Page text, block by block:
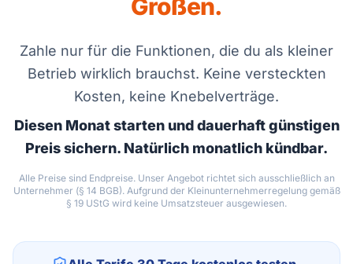
Großen.
Zahle nur für die Funktionen, die du als kleiner
Betrieb wirklich brauchst. Keine versteckten
Kosten, keine Knebelverträge.
Diesen Monat starten und dauerhaft günstigen
Preis sichern. Natürlich monatlich kündbar.
Alle Preise sind Endpreise. Unser Angebot richtet sich ausschließlich an
Unternehmer (§ 14 BGB). Aufgrund der Kleinunternehmerregelung gemäß
§ 19 UStG wird keine Umsatzsteuer ausgewiesen.